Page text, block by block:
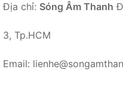
Địa chỉ: Sóng Âm Thanh
3, Tp.HCM
Email: